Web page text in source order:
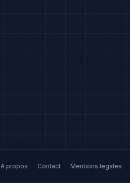
A propos Contact Mentions legales